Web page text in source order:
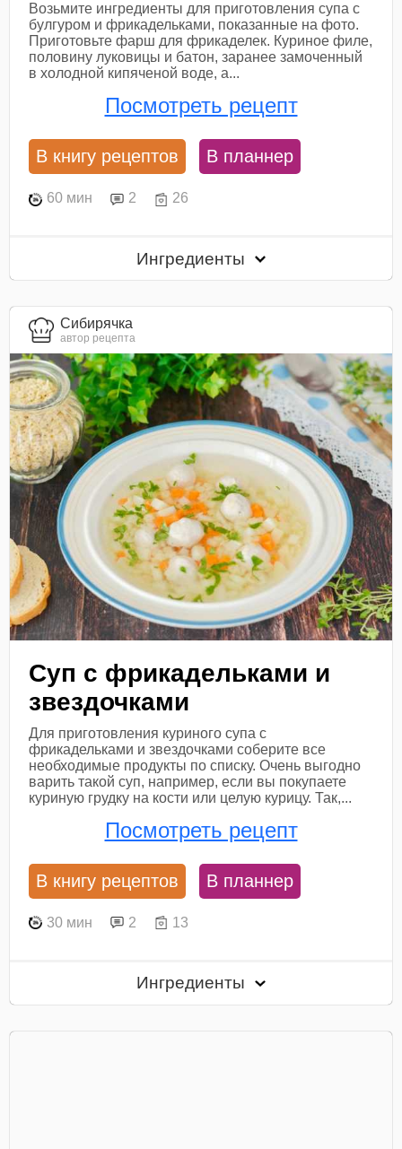
Возьмите ингредиенты для приготовления супа с
булгуром и фрикадельками, показанные на фото.
Приготовьте фарш для фрикаделек. Куриное филе,
половину луковицы и батон, заранее замоченный
в холодной кипяченой воде, а...
Посмотреть рецепт
В книгу рецептов В планнер
60 мин 2 26
Ингредиенты
Сибирячка
автор рецепта
Суп с фрикадельками и
звездочками
Для приготовления куриного супа с
фрикадельками и звездочками соберите все
необходимые продукты по списку. Очень выгодно
варить такой суп, например, если вы покупаете
куриную грудку на кости или целую курицу. Так,...
Посмотреть рецепт
В книгу рецептов В планнер
30 мин 2 13
Ингредиенты